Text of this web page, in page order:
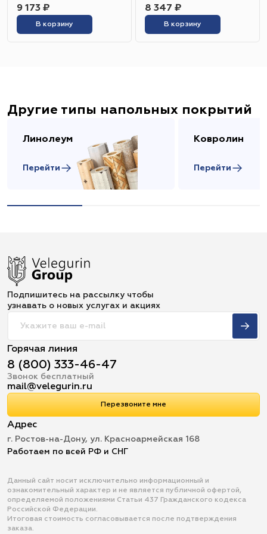
9 173 ₽
В корзину
8 347 ₽
В корзину
Другие типы напольных покрытий
Линолеум
Перейти
Ковролин
Перейти
Подпишитесь на рассылку чтобы
узнавать о новых услугах и акциях
Горячая линия
8 (800) 333-46-47
Звонок бесплатный
mail@velegurin.ru
Перезвоните мне
Адрес
г. Ростов-на-Дону, ул. Красноармейская 168
Работаем по всей РФ и СНГ
Данный сайт носит исключительно информационный и
ознакомительный характер и не является публичной офертой,
определяемой положениями Статьи 437 Гражданского кодекса
Российской Федерации.
Итоговая стоимость согласовывается после подтверждения
заказа.